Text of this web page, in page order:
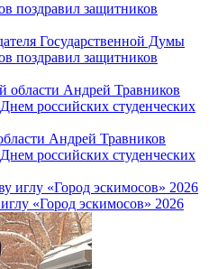
Государственной Думы
поздравил защитников
Андрей Травников
российских студенческих
«Город эскимосов» 2026